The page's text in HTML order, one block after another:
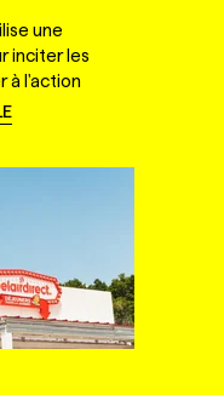
une
inciter les
à l'action